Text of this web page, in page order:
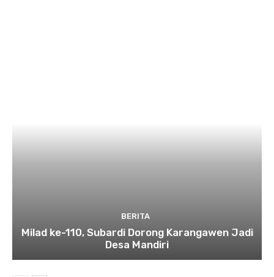
BERITA
Milad ke-110, Subardi Dorong Karangawen Jadi
Desa Mandiri